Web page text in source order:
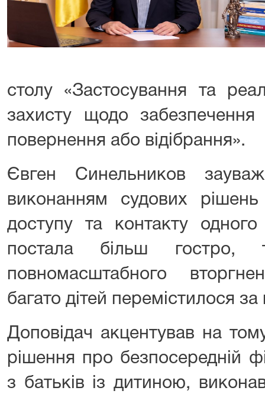
столу «Застосування та
захисту щодо
повернення або відібрання».
Євген Синельников
виконанням судових
доступу та контакту
постала більш гостро,
повномасштабного
багато дітей перемістилося
Доповідач акцентував на
рішення про безпосередній
з батьків із дитиною,